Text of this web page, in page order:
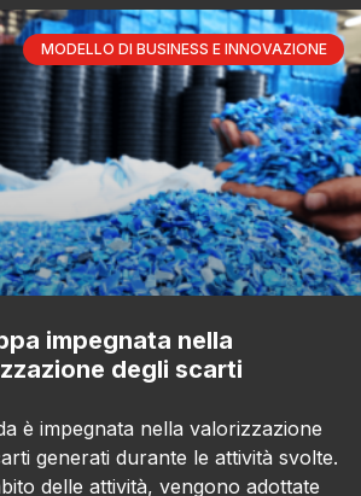
MODELLO DI BUSINESS E INNOVAZIONE
impegnata nella
degli scarti
è impegnata nella valorizzazione
generati durante le attività svolte.
delle attività, vengono adottate